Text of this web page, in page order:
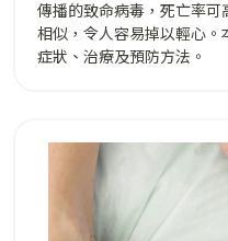
傳播的致命病毒，死亡率
相似，令人容易掉以輕心。
症狀、治療及預防方法。